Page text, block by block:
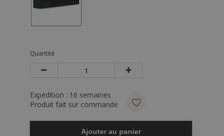
Quantité
Expédition : 16 semaines
Produit fait sur commande
Ajouter au panier